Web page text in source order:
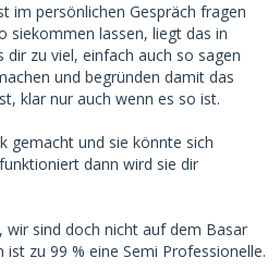
im persönlichen Gespräch fragen
siekommen lassen, liegt das in
dir zu viel, einfach auch so sagen
und begründen damit das
klar nur auch wenn es so ist.
gemacht und sie könnte sich
dann wird sie dir
sind doch nicht auf dem Basar
zu 99 % eine Semi Professionelle.